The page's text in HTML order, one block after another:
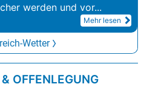
werden und vor...
Mehr lesen
Wetter
OFFENLEGUNG